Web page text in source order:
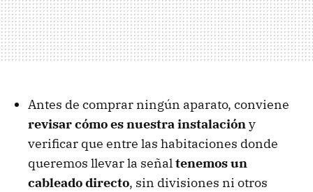
Antes de comprar ningún aparato, conviene
revisar cómo es nuestra instalacióny
verificar que entre las habitaciones donde
queremos llevar la señaltenemos un
cableado directo, sin divisiones ni otros